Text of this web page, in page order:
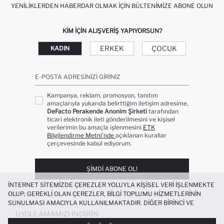
YENILIKLERDEN HABERDAR OLMAK İÇIN BÜLTENIMIZE ABONE OLUN
KIM IÇIN ALIŞVERIŞ YAPIYORSUN?
KADIN ERKEK ÇOCUK
E-POSTA ADRESINIZI GIRINIZ
Kampanya, reklam, promosyon, tanıtım
amaçlarıyla yukarıda belirttiğim iletişim adresime,
DeFacto Perakende Anonim Şirketi tarafından
ticari elektronik ileti gönderilmesini ve kişisel
verilerimin bu amaçla işlenmesini ETK
Bilgilendirme Metni’nde açıklanan kurallar
çerçevesinde kabul ediyorum.
ŞIMDI ABONE OL!
UYGULAMAMIZI İNDIRIN
İNTERNET SITEMIZDE ÇEREZLER YOLUYLA KIŞISEL VERI IŞLENMEKTE
OLUP; GEREKLI OLAN ÇEREZLER, BILGI TOPLUMU HIZMETLERININ
SUNULMASI AMACIYLA KULLANILMAKTADIR. DIĞER BIRINCI VE
ÜÇÜNCÜ TARAF ÇEREZLER ISE SIZE DAHA IYI BIR ALIŞVERIŞ
DENEYIMI SUNULABILMESI, SITEMIZIN DAHA IŞLEVSEL KILINMASI VE